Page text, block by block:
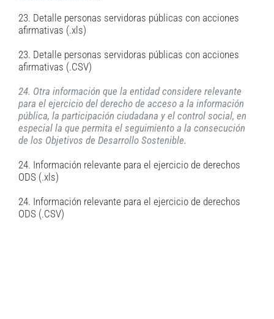
23. Detalle personas servidoras públicas con acciones
afirmativas (.xls)
23. Detalle personas servidoras públicas con acciones
afirmativas (.CSV)
24. Otra información que la entidad considere relevante
para el ejercicio del derecho de acceso a la información
pública, la participación ciudadana y el control social, en
especial la que permita el seguimiento a la consecución
de los Objetivos de Desarrollo Sostenible.
24. Información relevante para el ejercicio de derechos
ODS (.xls)
24. Información relevante para el ejercicio de derechos
ODS (.CSV)